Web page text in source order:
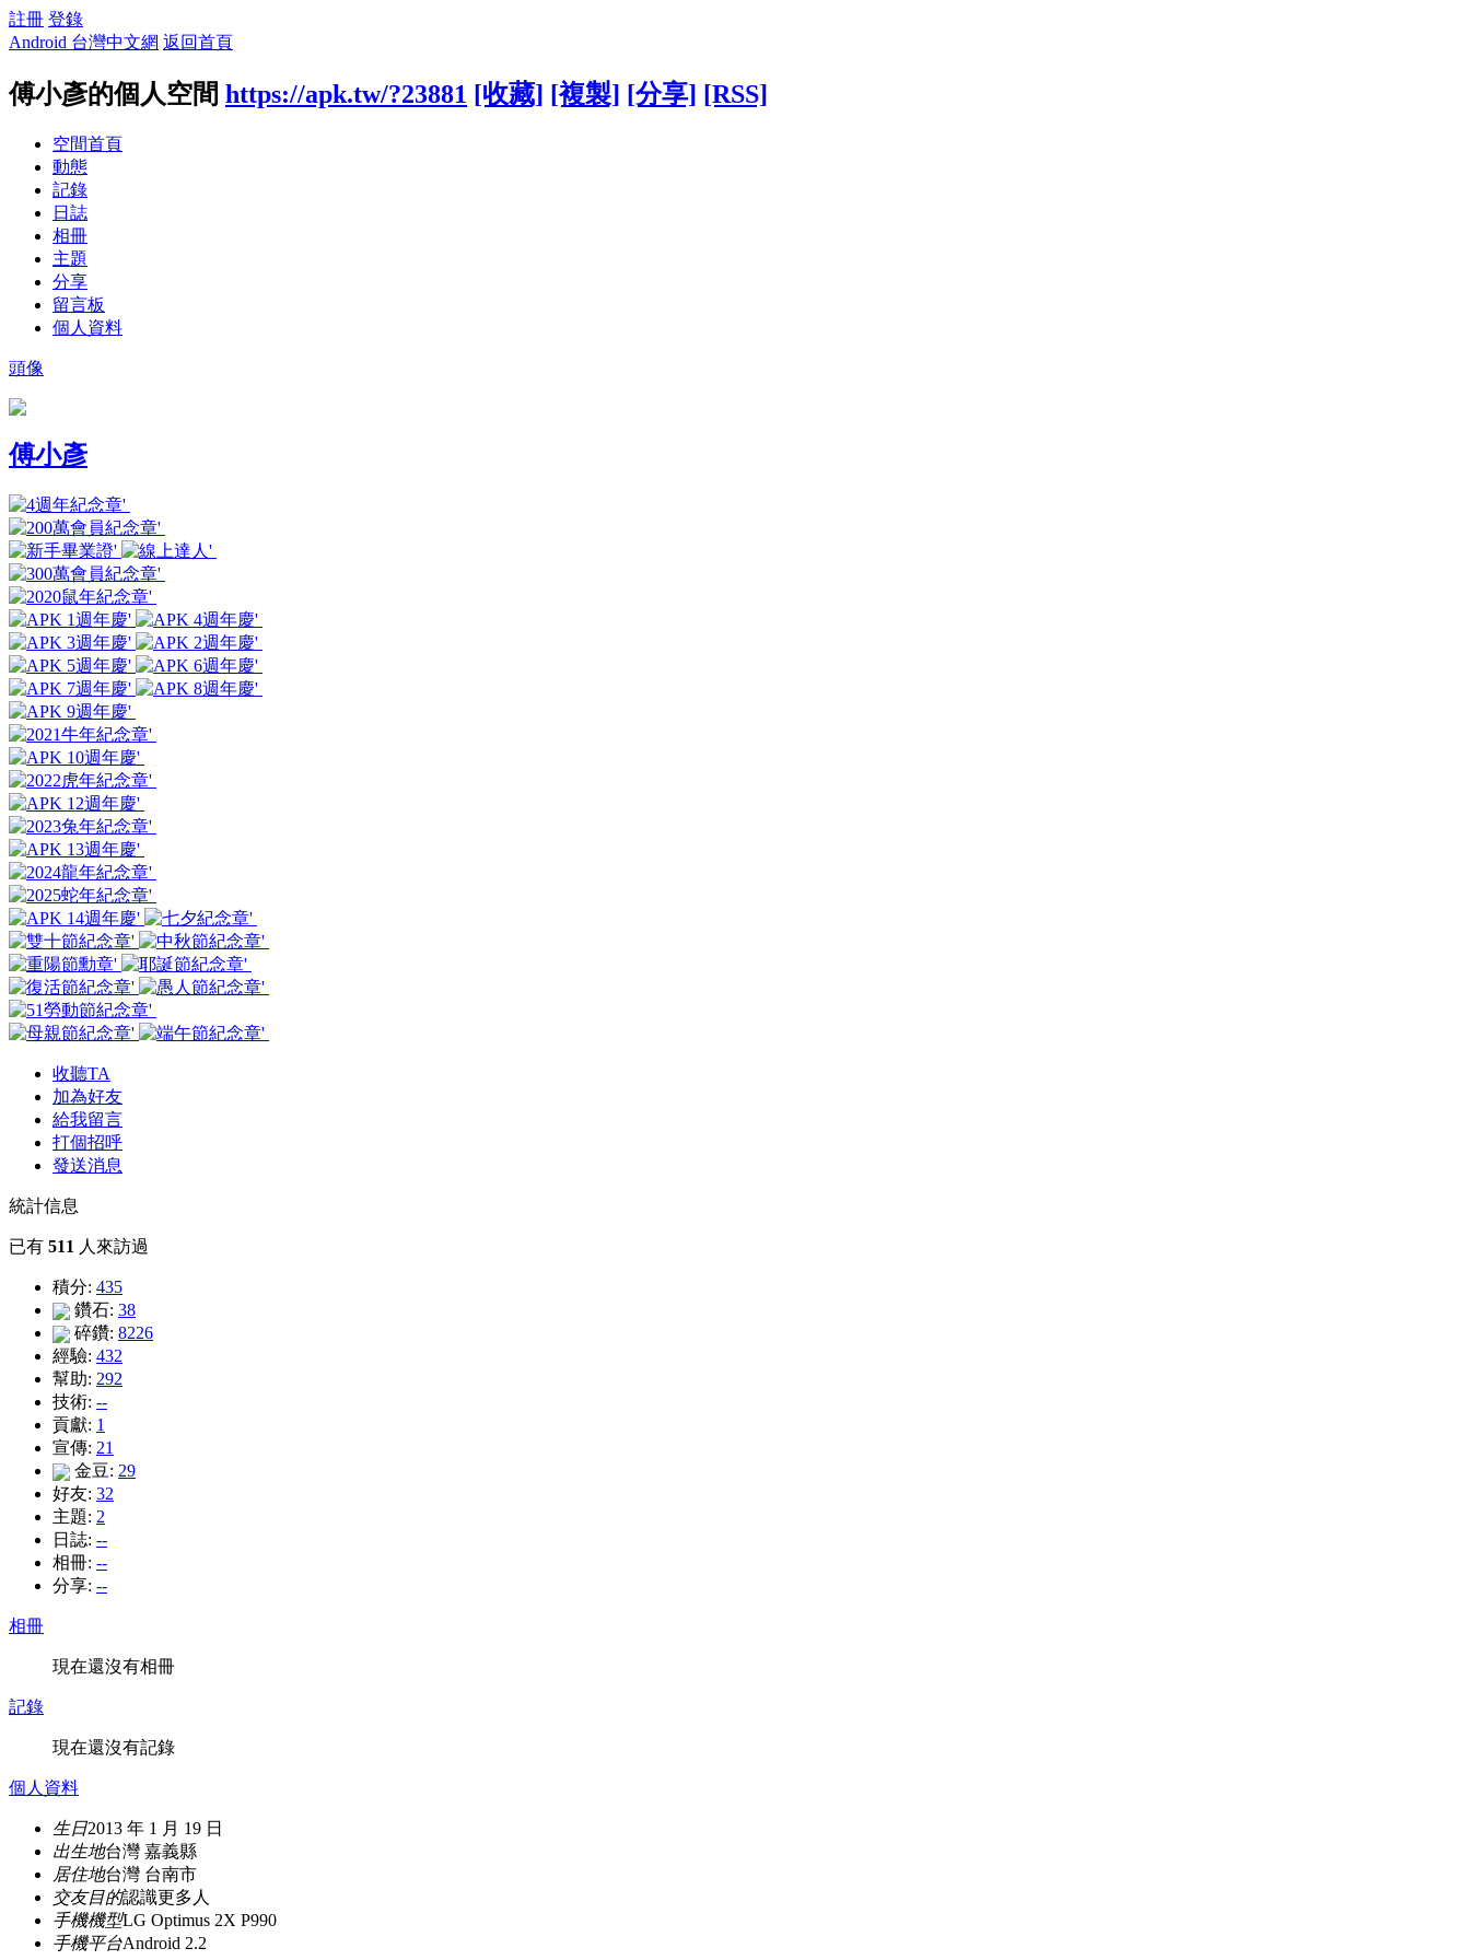
註冊 登錄
Android 台灣中文網 返回首頁
傅小彥的個人空間 https://apk.tw/?23881 [收藏] [複製] [分享] [RSS]
空間首頁
動態
記錄
日誌
相冊
主題
分享
留言板
個人資料
頭像
傅小彥
收聽TA
加為好友
給我留言
打個招呼
發送消息
統計信息
已有 511 人來訪過
積分: 435
鑽石: 38
碎鑽: 8226
經驗: 432
幫助: 292
技術: --
貢獻: 1
宣傳: 21
金豆: 29
好友: 32
主題: 2
日誌: --
相冊: --
分享: --
相冊
現在還沒有相冊
記錄
現在還沒有記錄
個人資料
生日2013 年 1 月 19 日
出生地台灣 嘉義縣
居住地台灣 台南市
交友目的認識更多人
手機機型LG Optimus 2X P990
手機平台Android 2.2